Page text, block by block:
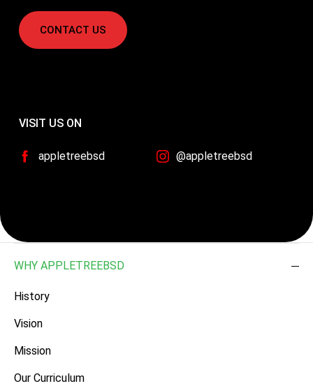
CONTACT US
VISIT US ON
appletreebsd @appletreebsd
WHY APPLETREEBSD
History
Vision
Mission
Our Curriculum